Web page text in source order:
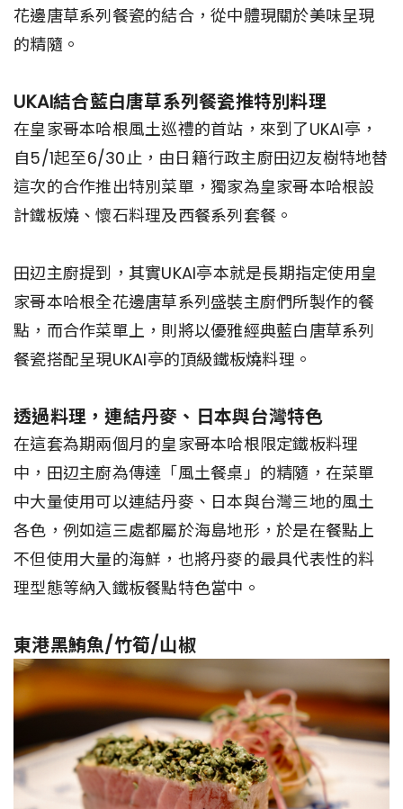
花邊唐草系列餐瓷的結合，從中體現關於美味呈現
的精隨。
UKAI結合藍白唐草系列餐瓷推特別料理
在皇家哥本哈根風土巡禮的首站，來到了UKAI亭，
自5/1起至6/30止，由日籍行政主廚田辺友樹特地替
這次的合作推出特別菜單，獨家為皇家哥本哈根設
計鐵板燒、懷石料理及西餐系列套餐。
田辺主廚提到，其實UKAI亭本就是長期指定使用皇
家哥本哈根全花邊唐草系列盛裝主廚們所製作的餐
點，而合作菜單上，則將以優雅經典藍白唐草系列
餐瓷搭配呈現UKAI亭的頂級鐵板燒料理。
透過料理，連結丹麥、日本與台灣特色
在這套為期兩個月的皇家哥本哈根限定鐵板料理
中，田辺主廚為傳達「風土餐桌」的精隨，在菜單
中大量使用可以連結丹麥、日本與台灣三地的風土
各色，例如這三處都屬於海島地形，於是在餐點上
不但使用大量的海鮮，也將丹麥的最具代表性的料
理型態等納入鐵板餐點特色當中。
東港黑鮪魚/竹筍/山椒